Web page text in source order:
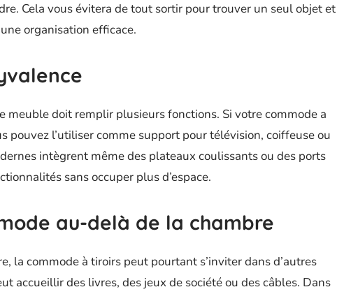
Cela vous évitera de tout sortir pour trouver un seul objet et
organisation efficace.
meuble doit remplir plusieurs fonctions. Si votre commode a
pouvez l’utiliser comme support pour télévision, coiffeuse ou
intègrent même des plateaux coulissants ou des ports
sans occuper plus d’espace.
au-delà de la chambre
la commode à tiroirs peut pourtant s’inviter dans d’autres
accueillir des livres, des jeux de société ou des câbles. Dans